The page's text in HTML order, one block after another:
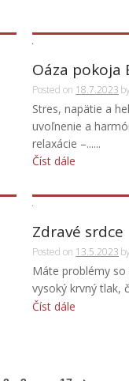
Oáza pokoja
Posted on 18.7.2023
Stres, napätie a
uvoľnenie a
relaxácie –......
Číst dále
Zdravé srdce
Posted on 13.5.2023
Máte problémy
vysoký krvný tlak,
Číst dále